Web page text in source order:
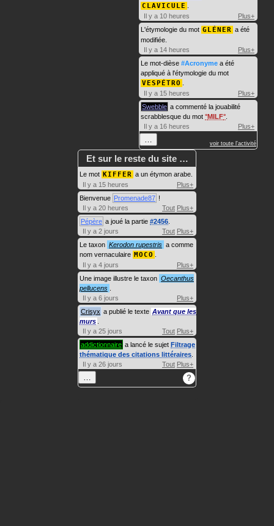
CLAVICULE
Il y a 10 heures
Plus+
L'étymologie du mot GLÉNER a été
modifiée.
Il y a 14 heures
Plus+
Le mot-dièse #Acronyme a été
appliqué à l'étymologie du mot
VESPÉTRO
Il y a 15 heures
Plus+
Swebble a commenté la jouabilité
scrabblesque du mot MILF
Il y a 16 heures
Plus+
… voir toute l'activité
Et sur le reste du site …
Le mot KIFFER a un étymon arabe.
Il y a 15 heures
Plus+
Bienvenue Promenade87 !
Il y a 20 heures
Tout Plus+
Pépère a joué la partie #2456
Il y a 2 jours
Tout Plus+
Le taxon Kerodon rupestris a comme
nom vernaculaire MOCO
Il y a 4 jours
Plus+
Une image illustre le taxon Oecanthus
pellucens
Il y a 6 jours
Plus+
Crisyx a publié le texte Avant que les
murs
Il y a 25 jours
Tout Plus+
addictionnaire a lancé le sujet Filtrage
thématique des citations littéraires
Il y a 26 jours
Tout Plus+
… ?